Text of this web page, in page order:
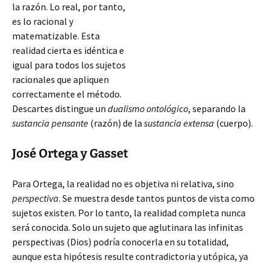
la razón. Lo real, por tanto,
es lo racional y
matematizable. Esta
realidad cierta es idéntica e
igual para todos los sujetos
racionales que apliquen
correctamente el método.
Descartes distingue un dualismo ontológico, separando la
sustancia pensante (razón) de la sustancia extensa (cuerpo).
José Ortega y Gasset
Para Ortega, la realidad no es objetiva ni relativa, sino
perspectiva. Se muestra desde tantos puntos de vista como
sujetos existen. Por lo tanto, la realidad completa nunca
será conocida. Solo un sujeto que aglutinara las infinitas
perspectivas (Dios) podría conocerla en su totalidad,
aunque esta hipótesis resulte contradictoria y utópica, ya